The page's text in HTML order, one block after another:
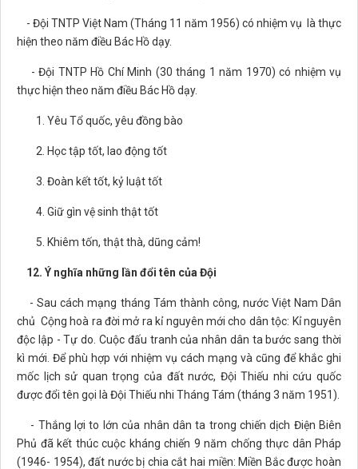
- Đội TNTP Việt Nam (Tháng 11 năm 1956) có nhiệm vụ là thực
hiện theo năm điều Bác Hồ dạy.
- Đội TNTP Hồ Chí Minh (30 tháng 1 năm 1970) có nhiệm vụ
thực hiện theo năm điều Bác Hồ dạy.
1. Yêu Tổ quốc, yêu đồng bào
2. Học tập tốt, lao động tốt
3. Đoàn kết tốt, kỷ luật tốt
4. Giữ gìn vệ sinh thật tốt
5. Khiêm tốn, thật thà, dũng cảm!
12. Ý nghĩa những lần đổi tên của Đội
- Sau cách mạng tháng Tám thành công, nước Việt Nam Dân
chủ Cộng hoà ra đời mở ra kỉ nguyên mới cho dân tộc: Kỉ nguyên
độc lập - Tự do. Cuộc đấu tranh của nhân dân ta bước sang thời
kì mới. Để phù hợp với nhiệm vụ cách mạng và cũng để khắc ghi
mốc lịch sử quan trọng của đất nước, Đội Thiếu nhi cứu quốc
được đổi tên gọi là Đội Thiếu nhi Tháng Tám (tháng 3 năm 1951).
- Thắng lợi to lớn của nhân dân ta trong chiến dịch Điện Biên
Phủ đã kết thúc cuộc kháng chiến 9 năm chống thực dân Pháp
(1946- 1954), đất nước bị chia cắt hai miền: Miền Bắc được hoàn